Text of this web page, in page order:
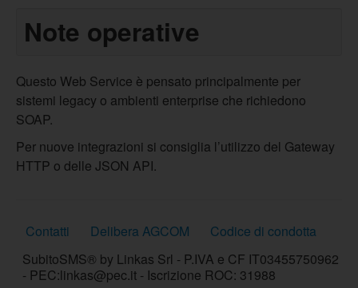
Note operative
Questo Web Service è pensato principalmente per
sistemi legacy o ambienti enterprise che richiedono
SOAP.
Per nuove integrazioni si consiglia l’utilizzo del Gateway
HTTP o delle JSON API.
Contatti Delibera AGCOM
Codice di condotta
SubitoSMS® by Linkas Srl - P.IVA e CF IT03455750962
- PEC:linkas@pec.it - Iscrizione ROC: 31988